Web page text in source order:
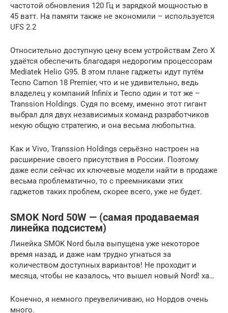
частотой обновления 120 Гц и зарядкой мощностью в
45 ватт. На памяти также не экономили – используется
UFS 2.2
Относительно доступную цену всем устройствам Zero X
удаётся обеспечить благодаря недорогим процессорам
Mediatek Helio G95. В этом плане гаджеты идут путём
Tecno Camon 18 Premier, что и не удивительно, ведь
владелец у компаний Infinix и Tecno один и тот же –
Transsion Holdings. Судя по всему, именно этот гигант
выбрал для двух независимых команд разработчиков
некую общую стратегию, и она весьма любопытна.
Как и Vivo, Transsion Holdings серьёзно настроен на
расширение своего присутствия в России. Поэтому
даже если сейчас их ключевые модели найти в продаже
весьма проблематично, то с преемниками этих
гаджетов таких проблем, скорее всего, уже не будет.
SMOK Nord 50W — (самая продаваемая
линейка подсистем)
Линейка SMOK Nord была выпущена уже некоторое
время назад, и даже нам трудно угнаться за
количеством доступных вариантов! Не проходит и
месяца, чтобы не казалось, что вышел новый Nord! ха…
Конечно, я немного преувеличиваю, но Нордов очень
много.